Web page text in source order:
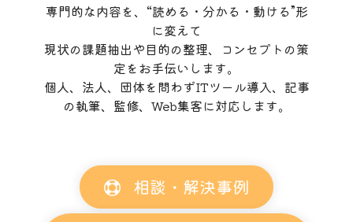
専門的な内容を、“読める・分かる・動ける”形
に変えて
現状の課題抽出や目的の整理、コンセプトの策
定をお手伝いします。
個人、法人、団体を問わずITツール導入、記事
の執筆、監修、Web集客に対応します。
相談・解決事例